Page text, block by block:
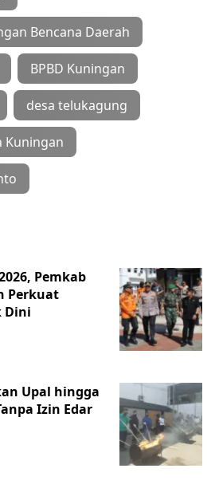
Bencana Daerah
BPBD Kuningan
desa telukagung
Kuningan
Pemkab
Perkuat
Dini
Upal hingga
Izin Edar